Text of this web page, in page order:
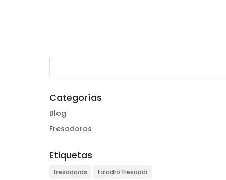
Categorías
Blog
Fresadoras
Etiquetas
fresadoras taladro fresador